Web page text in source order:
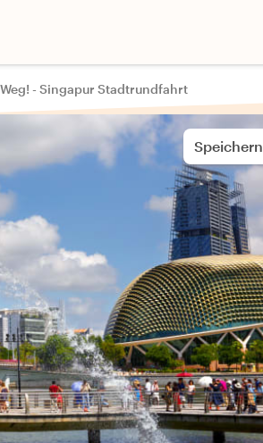
- Singapur Stadtrundfahrt
Speichern